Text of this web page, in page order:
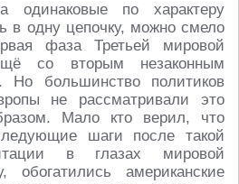
одинаковые по характеру
в одну цепочку, можно смело
фаза Третьей мировой
со вторым незаконным
Но большинство политиков
не рассматривали это
Мало кто верил, что
шаги после такой
в глазах мировой
обогатились американские